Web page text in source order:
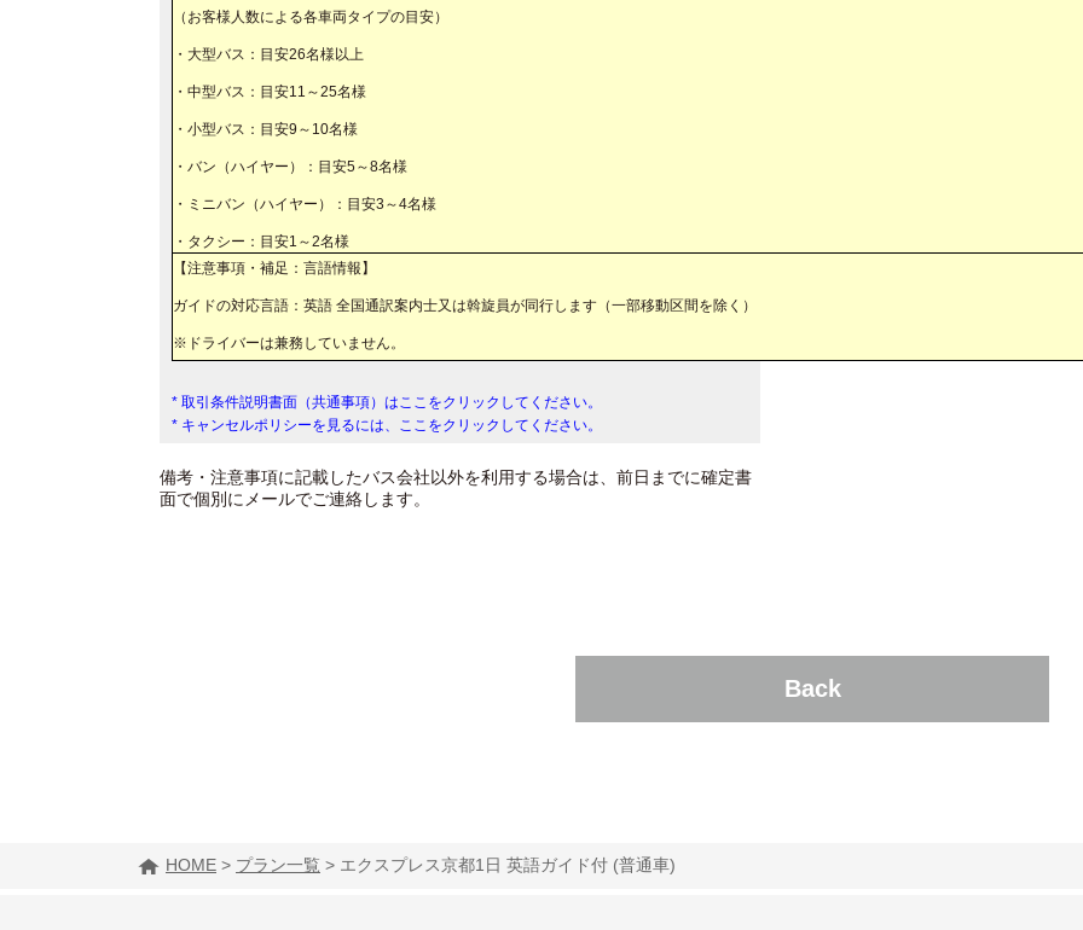
（お客様人数による各車両タイプの目安）
・大型バス：目安26名様以上
・中型バス：目安11～25名様
・小型バス：目安9～10名様
・バン（ハイヤー）：目安5～8名様
・ミニバン（ハイヤー）：目安3～4名様
・タクシー：目安1～2名様
【注意事項・補足：言語情報】
ガイドの対応言語：英語 全国通訳案内士又は斡旋員が同行します（一部移動区間を除く）
※ドライバーは兼務していません。
* 取引条件説明書面（共通事項）はここをクリックしてください。
* キャンセルポリシーを見るには、ここをクリックしてください。
備考・注意事項に記載したバス会社以外を利用する場合は、前日までに確定書
面で個別にメールでご連絡します。
Back
HOME > プラン一覧 > エクスプレス京都1日 英語ガイド付 (普通車)